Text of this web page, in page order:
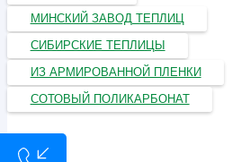
МИНСКИЙ ЗАВОД ТЕПЛИЦ
СИБИРСКИЕ ТЕПЛИЦЫ
ИЗ АРМИРОВАННОЙ ПЛЕНКИ
СОТОВЫЙ ПОЛИКАРБОНАТ